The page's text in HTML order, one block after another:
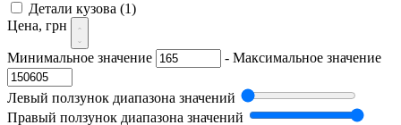
Детали кузова (1)
Цена, грн
Минимальное значение - Максимальное значение
Левый ползунок диапазона значений
Правый ползунок диапазона значений